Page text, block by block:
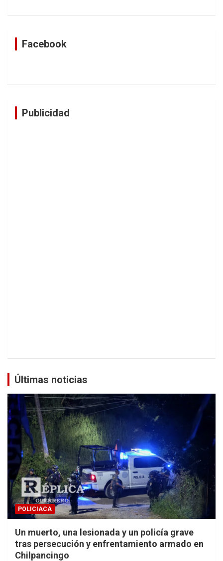
Facebook
Publicidad
Últimas noticias
POLICIACA
Un muerto, una lesionada y un policía grave
tras persecución y enfrentamiento armado en
Chilpancingo